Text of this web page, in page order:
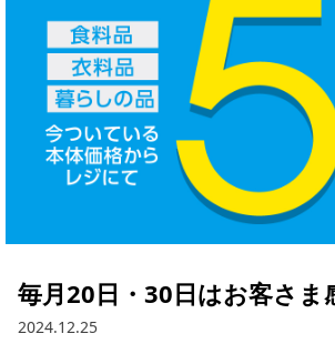
毎月20日・30日はお客さま
2024.12.25